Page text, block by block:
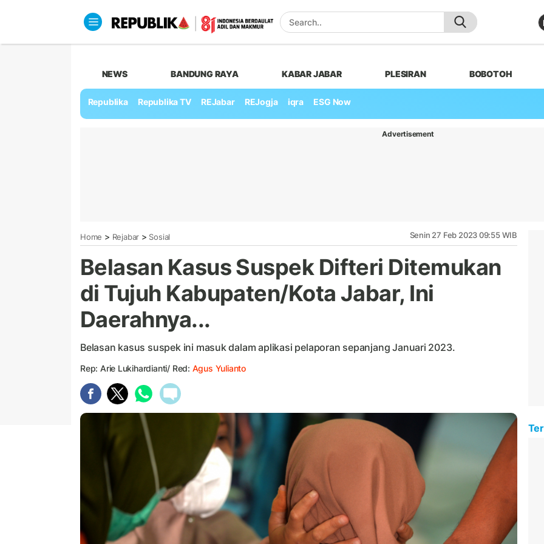
NEWS BANDUNG RAYA KABAR JABAR PLESIRAN BOBOTOH
Republika Republika TV REJabar REJogja iqra ESG Now
Advertisement
Home > Rejabar > Sosial Senin 27 Feb 2023 09:55 WIB
Belasan Kasus Suspek Difteri Ditemukan
di Tujuh Kabupaten/Kota Jabar, Ini
Daerahnya...
Belasan kasus suspek ini masuk dalam aplikasi pelaporan sepanjang Januari 2023.
Rep: Arie Lukihardianti/ Red: Agus Yulianto